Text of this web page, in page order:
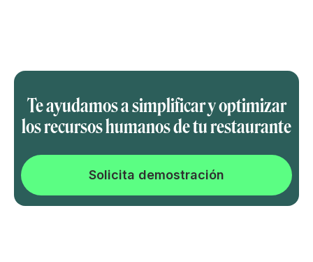
Te ayudamos a simplificar y optimizar
los recursos humanos de tu restaurante
Solicita demostración